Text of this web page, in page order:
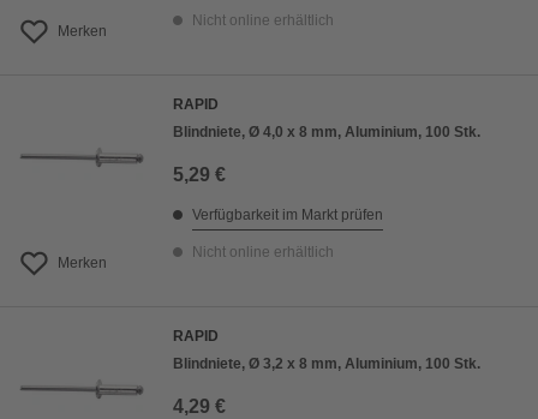
Merken
Nicht online erhältlich
Merken
RAPID
Blindniete, Ø 4,0 x 8 mm, Aluminium, 100 Stk.
5,29 €
Verfügbarkeit im Markt prüfen
Nicht online erhältlich
RAPID
Blindniete, Ø 3,2 x 8 mm, Aluminium, 100 Stk.
4,29 €